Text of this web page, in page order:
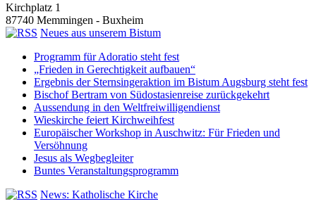
Kirchplatz 1
87740 Memmingen - Buxheim
Neues aus unserem Bistum
Programm für Adoratio steht fest
„Frieden in Gerechtigkeit aufbauen“
Ergebnis der Sternsingeraktion im Bistum Augsburg steht fest
Bischof Bertram von Südostasienreise zurückgekehrt
Aussendung in den Weltfreiwilligendienst
Wieskirche feiert Kirchweihfest
Europäischer Workshop in Auschwitz: Für Frieden und
Versöhnung
Jesus als Wegbegleiter
Buntes Veranstaltungsprogramm
News: Katholische Kirche